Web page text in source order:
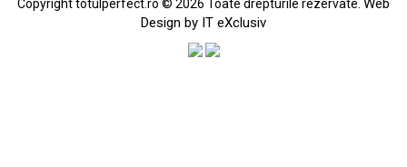
Copyright totulperfect.ro © 2026 Toate drepturile rezervate. Web
Design by IT eXclusiv